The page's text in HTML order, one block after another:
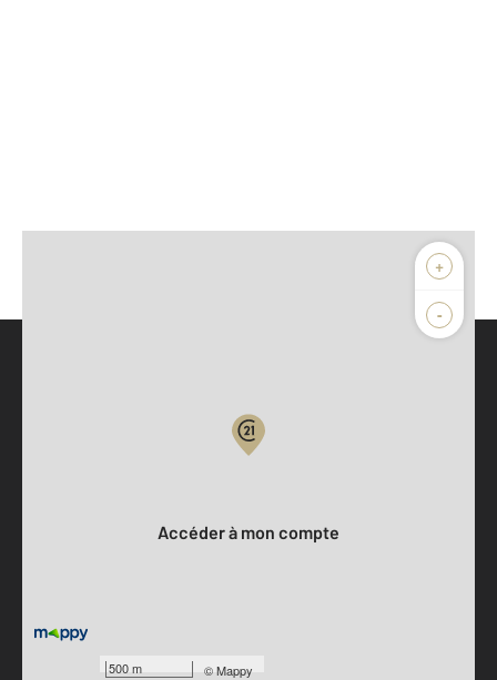
+
-
500 m ©Mappy
Accéder à mon compte